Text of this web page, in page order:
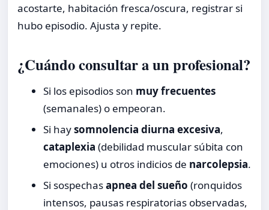
acostarte, habitación fresca/oscura, registrar si
hubo episodio. Ajusta y repite.
¿Cuándo consultar a un profesional?
Si los episodios son muy frecuentes
(semanales) o empeoran.
Si haysomnolencia diurna excesiva,
cataplexia (debilidad muscular súbita con
emociones) u otros indicios de narcolepsia.
Si sospechasapnea del sueño (ronquidos
intensos, pausas respiratorias observadas,